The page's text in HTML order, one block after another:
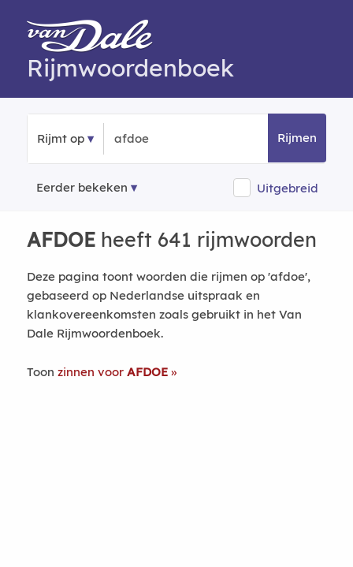
Rijmwoordenboek
Rijmt op Rijmen
Eerder bekeken Uitgebreid
AFDOEheeft 641 rijmwoorden
Deze pagina toont woorden die rijmen op 'afdoe',
gebaseerd op Nederlandse uitspraak en
klankovereenkomsten zoals gebruikt in het Van
Dale Rijmwoordenboek.
Toon zinnen voor AFDOE